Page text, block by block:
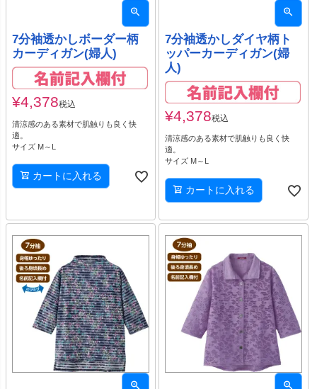
7分袖透かしボーダー柄
カーディガン(婦人)
¥4,378税込
清涼感のある素材で肌触りも良く快
適。
サイズ M～L
カートに入れる
7分袖透かしダイヤ柄ト
ッパーカーディガン(婦
人)
¥4,378税込
清涼感のある素材で肌触りも良く快
適。
サイズ M～L
カートに入れる